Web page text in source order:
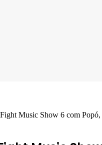
Music Show 6 com